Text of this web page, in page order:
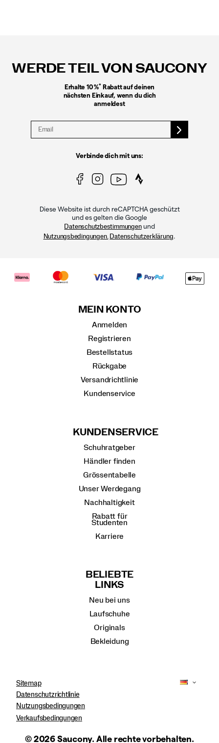
WERDE TEIL VON SAUCONY
Erhalte 10 %* Rabatt auf deinen
nächsten Einkauf, wenn du dich
anmeldest
Verbinde dich mit uns:
Diese Website ist durch reCAPTCHA geschützt
und es gelten die Google
Datenschutzbestimmungenund
Nutzungsbedingungen. Datenschutzerklärung.
MEIN KONTO
Anmelden
Registrieren
Bestellstatus
Rückgabe
Versandrichtlinie
Kundenservice
KUNDENSERVICE
Schuhratgeber
Händler finden
Grössentabelle
Unser Werdegang
Nachhaltigkeit
Rabatt für
Studenten
Karriere
BELIEBTE
LINKS
Neu bei uns
Laufschuhe
Originals
Bekleidung
Sitemap
Datenschutzrichtlinie
Nutzungsbedingungen
Verkaufsbedingungen
© 2026 Saucony. Alle rechte vorbehalten.